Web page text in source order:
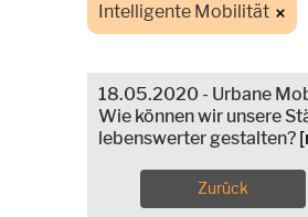
Intelligente Mobilität
18.05.2020 - Urbane
Wie können wir unsere
lebenswerter gestalten?
Zurück